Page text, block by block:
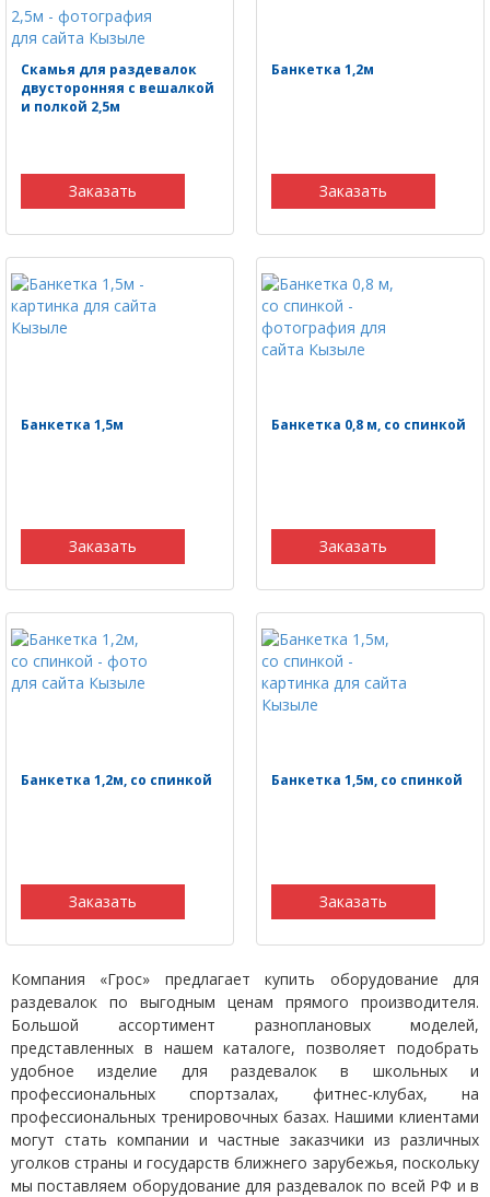
Скамья для раздевалок
двусторонняя с вешалкой
и полкой 2,5м
Заказать
Банкетка 1,2м
Заказать
Банкетка 1,5м
Заказать
Банкетка 0,8 м, со спинкой
Заказать
Банкетка 1,2м, со спинкой
Заказать
Банкетка 1,5м, со спинкой
Заказать
Компания «Грос» предлагаеткупить оборудование для
раздевалок по выгодным ценам прямого производителя.
Большой ассортимент разноплановых моделей,
представленных в нашем каталоге, позволяет подобрать
удобное изделие для раздевалок в школьных и
профессиональных спортзалах, фитнес-клубах, на
профессиональных тренировочных базах. Нашими клиентами
могут стать компании и частные заказчики из различных
уголков страны и государств ближнего зарубежья, поскольку
мы поставляем оборудование для раздевалокпо всей РФ и в